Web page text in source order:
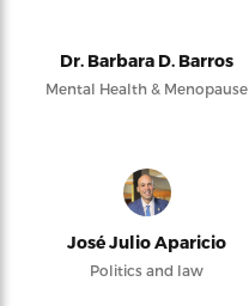
Dr. Barbara D. Barros
Mental Health & Menopause
José Julio Aparicio
Politics and law